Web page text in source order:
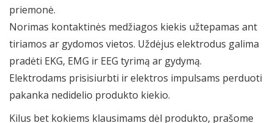
priemonė.
Norimas kontaktinės medžiagos kiekis užtepamas ant
tiriamos ar gydomos vietos. Uždėjus elektrodus galima
pradėti EKG, EMG ir EEG tyrimą ar gydymą.
Elektrodams prisisiurbti ir elektros impulsams perduoti
pakanka nedidelio produkto kiekio.
Kilus bet kokiems klausimams dėl produkto, prašome